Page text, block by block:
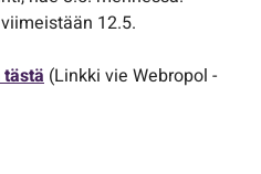
12.5.
(Linkki vie Webropol -